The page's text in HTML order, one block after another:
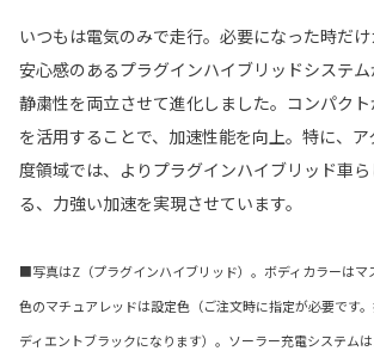
いつもは電気のみで走行。必要になった時だ
安心感のあるプラグインハイブリッドシステ
静粛性を両立させて進化しました。コンパク
を活用することで、加速性能を向上。特に、
度領域では、よりプラグインハイブリッド車
る、力強い加速を実現させています。
■写真はZ（プラグインハイブリッド）。ボディカラーはマ
色のマチュアレッドは設定色（ご注文時に指定が必要です
ディエントブラックになります）。ソーラー充電システムは